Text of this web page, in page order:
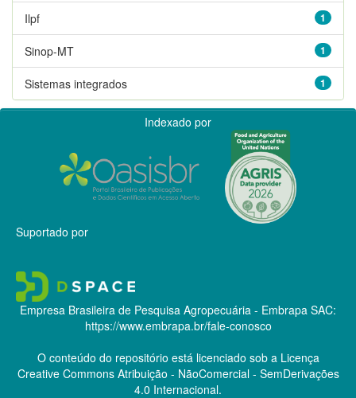
1
Ilpf
1
Sinop-MT
1
Sistemas integrados
Indexado por
Suportado por
Empresa Brasileira de Pesquisa Agropecuária - Embrapa SAC:
https://www.embrapa.br/fale-conosco
O conteúdo do repositório está licenciado sob a Licença
Creative CommonsAtribuição - NãoComercial - SemDerivações
4.0 Internacional.